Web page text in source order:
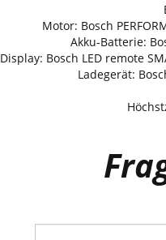
Motor: Bosch
Akku-Batterie:
Display: Bosch LED remote
Ladegerät: